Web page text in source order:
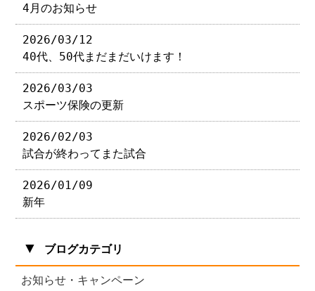
4月のお知らせ
2026/03/12
40代、50代まだまだいけます！
2026/03/03
スポーツ保険の更新
2026/02/03
試合が終わってまた試合
2026/01/09
新年
▼ ブログカテゴリ
お知らせ・キャンペーン